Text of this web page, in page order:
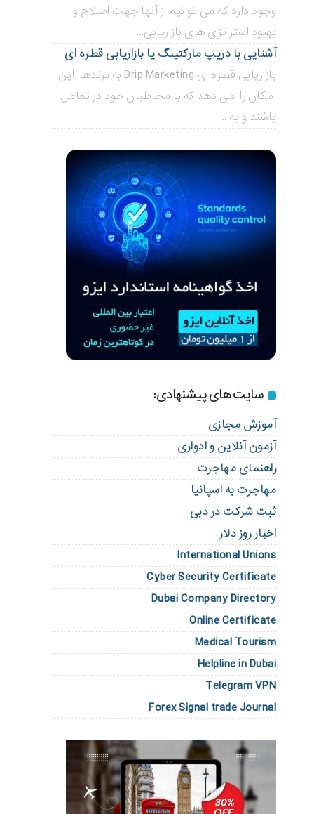
وجود دارد که می توانیم از آنها جهت اصلاح و
بهبود استراتژی های بازاریابی...
آشنایی با دریپ مارکتینگ یا بازاریابی قطره ای
بازاریابی قطره ای Drip Marketing به برندها این
امکان را می دهد که با مخاطبان خود در تعامل
باشند و به...
سایت های پیشنهادی:
آموزش مجازی
آزمون آنلاین و ادواری
راهنمای مهاجرت
مهاجرت به اسپانیا
ثبت شرکت در دبی
اخبار روز دلار
International Unions
Cyber Security Certificate
Dubai Company Directory
Online Certificate
Medical Tourism
Helpline in Dubai
Telegram VPN
Forex Signal trade Journal